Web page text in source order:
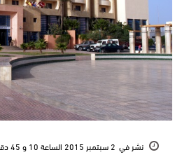
نشر في 2 سبتمبر 2015 الساعة 10 و 45 دقيقة